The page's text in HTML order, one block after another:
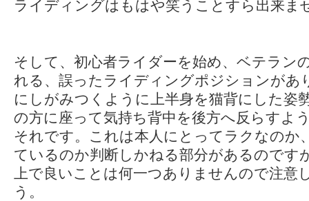
ライディングはもはや笑うことすら出来ま
そして、初心者ライダーを始め、ベテラン
れる、誤ったライディングポジションがあ
にしがみつくように上半身を猫背にした姿
の方に座って気持ち背中を後方へ反らすよ
それです。これは本人にとってラクなのか
ているのか判断しかねる部分があるのです
上で良いことは何一つありませんので注意
う。